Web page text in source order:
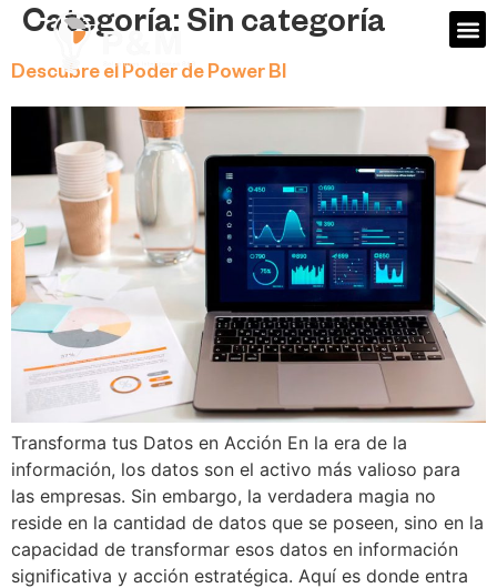
Categoría: Sin categoría
Descubre el Poder de Power BI
Transforma tus Datos en Acción En la era de la
información, los datos son el activo más valioso para
las empresas. Sin embargo, la verdadera magia no
reside en la cantidad de datos que se poseen, sino en la
capacidad de transformar esos datos en información
significativa y acción estratégica. Aquí es donde entra